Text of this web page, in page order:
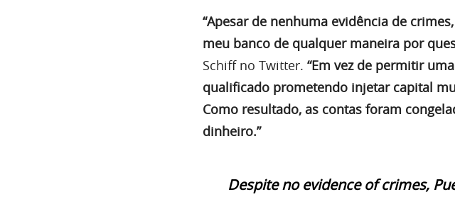
“Apesar de nenhuma evidência de
meu banco de qualquer maneira por
Schiff no Twitter. “Em vez de permitir
qualificado prometendo injetar capital
Como resultado, as contas foram
dinheiro.”
Despite no evidence of crimes,